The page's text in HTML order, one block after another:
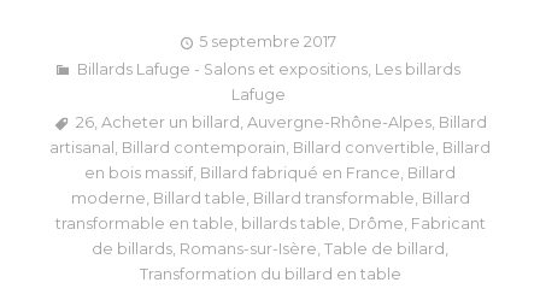
5 septembre 2017
Billards Lafuge - Salons et expositions, Les billards
Lafuge
26, Acheter un billard , Auvergne-Rhône-Alpes, Billard
artisanal , Billard contemporain, Billard convertible, Billard
en bois massif, Billard fabriqué en France, Billard
moderne, Billard table, Billard transformable, Billard
transformable en table, billards table, Drôme, Fabricant
de billards, Romans-sur-Isère, Table de billard ,
Transformation du billard en table